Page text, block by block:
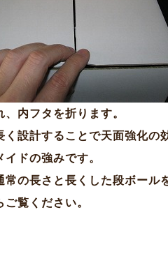
、内フタを折ります。
く設計することで天面強化の
イドの強みです。
常の長さと長くした段ボール
ご覧ください。